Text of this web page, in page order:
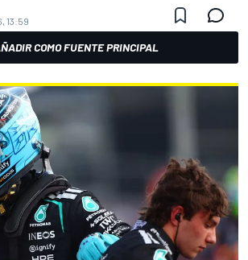
13:59
COMO FUENTE PRINCIPAL